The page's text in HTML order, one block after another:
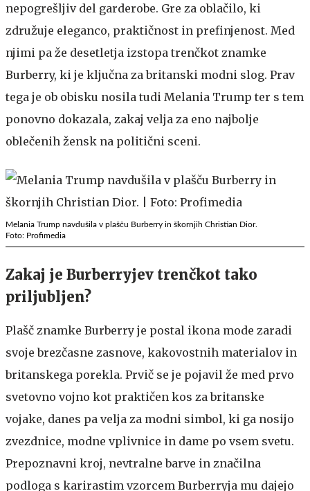
nepogrešljiv del garderobe. Gre za oblačilo, ki
združuje eleganco, praktičnost in prefinjenost. Med
njimi pa že desetletja izstopa trenčkot znamke
Burberry, ki je ključna za britanski modni slog. Prav
tega je ob obisku nosila tudi Melania Trump ter s tem
ponovno dokazala, zakaj velja za eno najbolje
oblečenih žensk na politični sceni.
Melania Trump navdušila v plašču Burberry in škornjih Christian Dior.
Foto: Profimedia
Zakaj je Burberryjev trenčkot tako
priljubljen?
Plašč znamke Burberry je postal ikona mode zaradi
svoje brezčasne zasnove, kakovostnih materialov in
britanskega porekla. Prvič se je pojavil že med prvo
svetovno vojno kot praktičen kos za britanske
vojake, danes pa velja za modni simbol, ki ga nosijo
zvezdnice, modne vplivnice in dame po vsem svetu.
Prepoznavni kroj, nevtralne barve in značilna
podloga s karirastim vzorcem Burberryja mu dajejo